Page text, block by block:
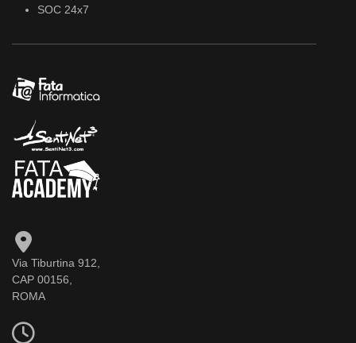
SOC 24x7
Via Tiburtina 912,
CAP 00156,
ROMA